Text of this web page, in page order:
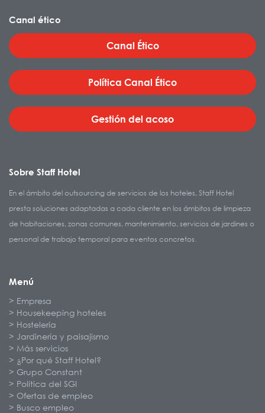
Canal ético
Canal Ético
Política Canal Ético
Gestión del acoso
Sobre Staff Hotel
En el ámbito del outsourcing de servicios de los hoteles, Staff Hotel
presta soluciones adaptadas a cada cliente en los ámbitos de limpieza
de habitaciones, zonas comunes, mantenimiento, servicios de jardines o
personal de trabajo temporal para eventos concretos.
Menú
Empresa
Housekeeping hoteles
Hostelería
Jardinería y paisajismo
Más servicios
¿Por qué Staff Hotel?
Grupo Constant
Política del SGI
Ofertas de empleo
Busco empleo